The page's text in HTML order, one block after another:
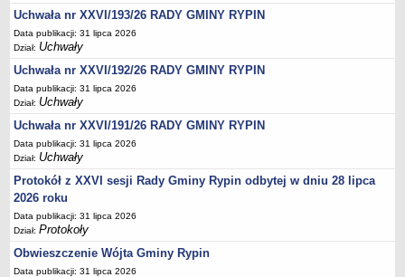
Petycje
Sygnaliści
Galeria
Raporty o stanie dostępności
Wnioski
WŁADZE I STRUKTURA
Struktura organizacyjna
Rada gminy
Wójt
Urząd gminy
Jednostki organizacyjne, GOPS, Instytucja kultury, OSP
Jednostki pomocnicze - sołectwa
Uchwała nr XXVI/193/26 RADY GMINY RYPIN
Data publikacji: 31 lipca 2026
Dział: Uchwały
Uchwała nr XXVI/192/26 RADY GMINY RYPIN
Data publikacji: 31 lipca 2026
Dział: Uchwały
Uchwała nr XXVI/191/26 RADY GMINY RYPIN
Data publikacji: 31 lipca 2026
Dział: Uchwały
Protokół z XXVI sesji Rady Gminy Rypin odbytej w dniu 28 lipca
2026 roku
Data publikacji: 31 lipca 2026
Dział:Protokoły
Obwieszczenie Wójta Gminy Rypin
Data publikacji: 31 lipca 2026